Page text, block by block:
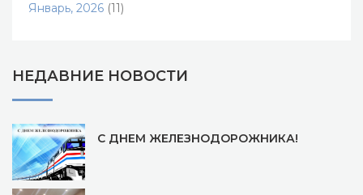
Январь, 2026 (11)
НЕДАВНИЕ НОВОСТИ
С ДНЕМ ЖЕЛЕЗНОДОРОЖНИКА!